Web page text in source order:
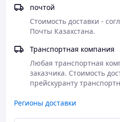
почтой
Стоимость доставки -
Почты Казахстана.
Транспортная компания
Любая транспортная
заказчика. Стоимость
прейскуранту
Регионы доставки